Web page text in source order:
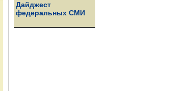
Дайджест
федеральных СМИ